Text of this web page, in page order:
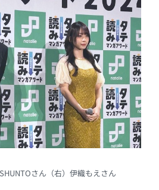
さん（右）伊織もえさん